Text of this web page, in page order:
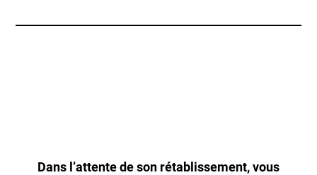
Dans l’attente de son rétablissement, vous